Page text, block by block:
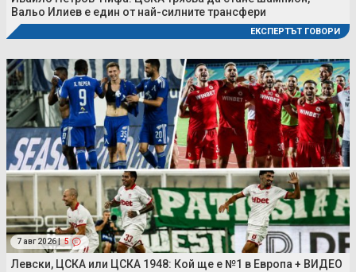
Вальо Илиев е един от най-силните трансфери
ЕКСПЕРТЪТ ГОВОРИ
7 авг 2026 | 5
Левски, ЦСКА или ЦСКА 1948: Кой ще е №1 в Европа + ВИДЕО